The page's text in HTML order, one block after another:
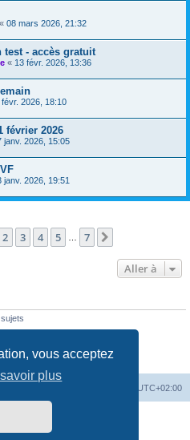
vous acceptez
plus
« 08 mars 2026, 21:32
test - accès gratuit
« 13 févr. 2026, 13:36
févr. 2026, 18:10
février 2026
janv. 2026, 15:05
janv. 2026, 19:51
1sur7
2 3 4 5 7
Aller à
UTC+02:00
Software © phpBB Limited
phpBB-fr.com